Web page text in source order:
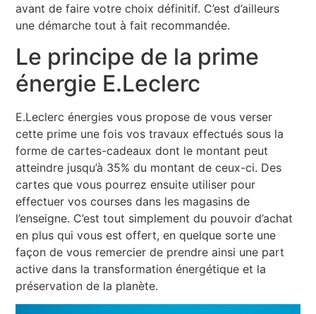
avant de faire votre choix définitif. C’est d’ailleurs
une démarche tout à fait recommandée.
Le principe de la prime
énergie E.Leclerc
E.Leclerc énergies vous propose de vous verser
cette prime une fois vos travaux effectués sous la
forme de cartes-cadeaux dont le montant peut
atteindre jusqu’à 35% du montant de ceux-ci. Des
cartes que vous pourrez ensuite utiliser pour
effectuer vos courses dans les magasins de
l’enseigne. C’est tout simplement du pouvoir d’achat
en plus qui vous est offert, en quelque sorte une
façon de vous remercier de prendre ainsi une part
active dans la transformation énergétique et la
préservation de la planète.